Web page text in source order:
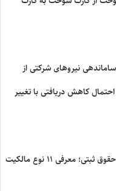
نیروهای شرکتی از
کاهش دریافتی با تغییر
انواع مالکیت املاک در حقوق ثبتی؛ معرفی ۱۱ نوع مالکیت